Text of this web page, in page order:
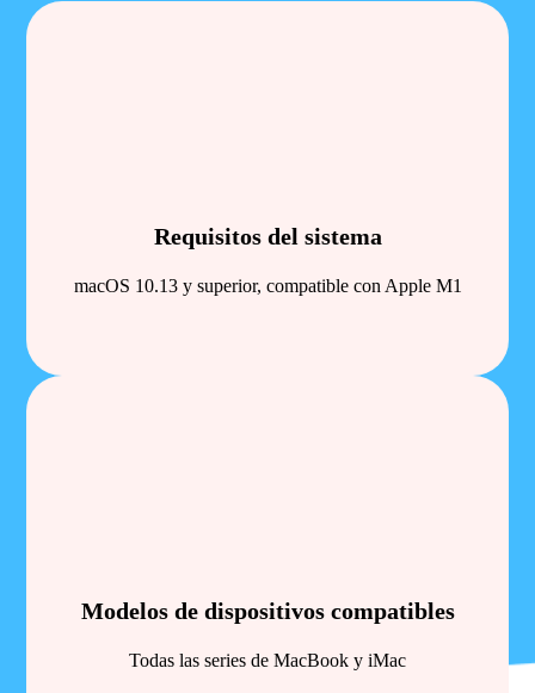
Requisitos del sistema
macOS 10.13 y superior, compatible con Apple M1
Modelos de dispositivos compatibles
Todas las series de MacBook y iMac